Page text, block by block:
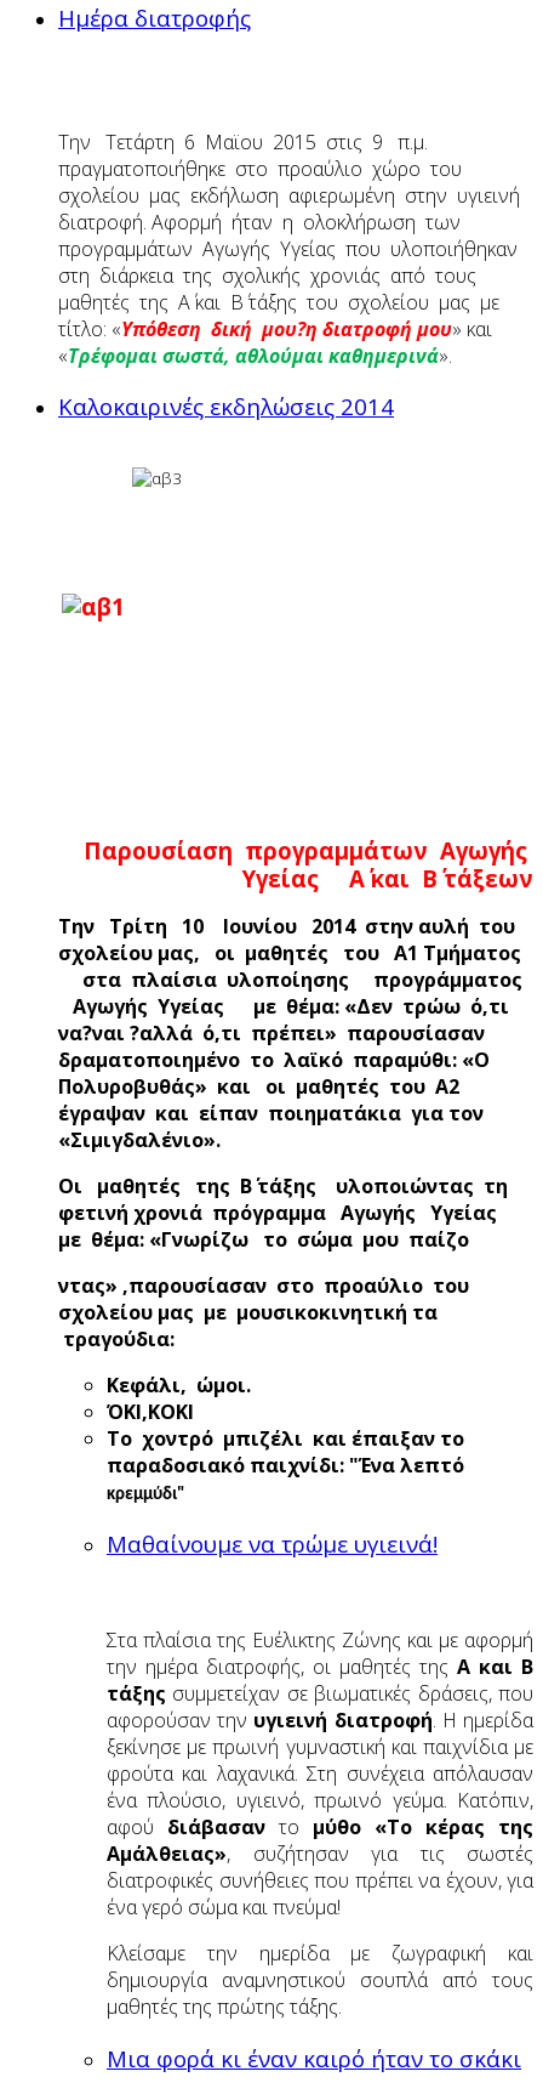
Ημέρα διατροφής
Την Τετάρτη 6 Μαϊου 2015 στις 9 π.μ.
πραγματοποιήθηκε στο προαύλιο χώρο του
σχολείου μας εκδήλωση αφιερωμένη στην υγιεινή
διατροφή. Αφορμή ήταν η ολοκλήρωση των
προγραμμάτων Αγωγής Υγείας που υλοποιήθηκαν
στη διάρκεια της σχολικής χρονιάς από τους
μαθητές της Α΄ και Β΄ τάξης του σχολείου μας με
τίτλο: «Υπόθεση δική μου?η διατροφή μου» και
«Tρέφομαι σωστά, αθλούμαι καθημερινά».
Καλοκαιρινές εκδηλώσεις 2014
Παρουσίαση προγραμμάτων Αγωγής
Υγείας Α΄ και Β΄ τάξεων
Την Τρίτη 10 Ιουνίου 2014 στην αυλή του
σχολείου μας, οι μαθητές του Α1 Τμήματος
στα πλαίσια υλοποίησης προγράμματος
Αγωγής Υγείας με θέμα: «Δεν τρώω ό,τι
να?ναι ?αλλά ό,τι πρέπει» παρουσίασαν
δραματοποιημένο το λαϊκό παραμύθι: «Ο
Πολυροβυθάς» και οι μαθητές του Α2
έγραψαν και είπαν ποιηματάκια για τον
«Σιμιγδαλένιο».
Οι μαθητές της Β΄ τάξης υλοποιώντας τη
φετινή χρονιά πρόγραμμα Αγωγής Υγείας
με θέμα: «Γνωρίζω το σώμα μου παίζο
ντας» ,παρουσίασαν στο προαύλιο του
σχολείου μας με μουσικοκινητική τα
τραγούδια:
Κεφάλι, ώμοι.
ΌΚΙ,ΚΟΚΙ
Το χοντρό μπιζέλι και έπαιξαν το
παραδοσιακό παιχνίδι: "Ένα λεπτό
κρεμμύδι"
Μαθαίνουμε να τρώμε υγιεινά!
Στα πλαίσια της Ευέλικτης Ζώνης και με αφορμή
την ημέρα διατροφής, οι μαθητές της Α και Β
τάξης συμμετείχαν σε βιωματικές δράσεις, που
αφορούσαν την υγιεινή διατροφή. Η ημερίδα
ξεκίνησε με πρωινή γυμναστική και παιχνίδια με
φρούτα και λαχανικά. Στη συνέχεια απόλαυσαν
ένα πλούσιο, υγιεινό, πρωινό γεύμα. Κατόπιν,
αφού διάβασαν το μύθο «Το κέρας της
Αμάλθειας», συζήτησαν για τις σωστές
διατροφικές συνήθειες που πρέπει να έχουν, για
ένα γερό σώμα και πνεύμα!
Κλείσαμε την ημερίδα με ζωγραφική και
δημιουργία αναμνηστικού σουπλά από τους
μαθητές της πρώτης τάξης.
Μια φορά κι έναν καιρό ήταν το σκάκι